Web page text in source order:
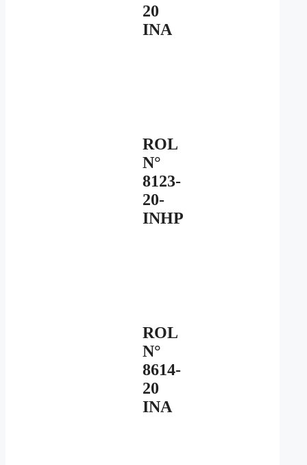
20
INA
ROL
N°
8123-
20-
INHP
ROL
N°
8614-
20
INA